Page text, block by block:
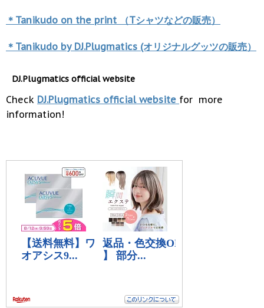
＊Tanikudo on the print （Tシャツなどの販売）
＊Tanikudo by DJ.Plugmatics (オリジナルグッツの販売）
DJ.Plugmatics official website
Check DJ.Plugmatics official website for more
information!